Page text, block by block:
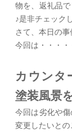
物を、返礼品
♪是非チェック
さて、本日の事
今回は・・・・
カウンタ
塗装風景
今回は劣化や
変更したいとの